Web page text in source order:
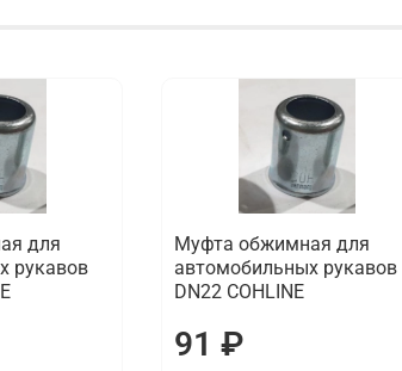
для
рукавов
Муфта обжимная для
автомобильных рукавов
DN22 COHLINE
91 ₽